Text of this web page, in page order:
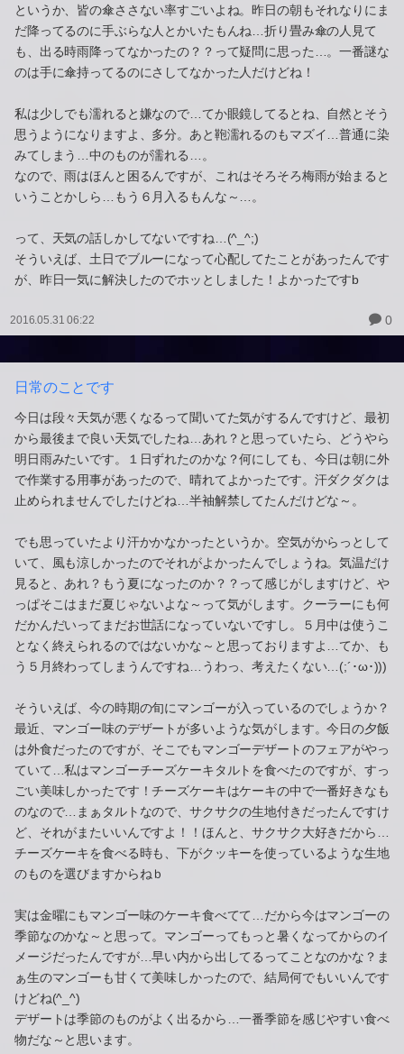
というか、皆の傘ささない率すごいよね。昨日の朝もそれなりにま
だ降ってるのに手ぶらな人とかいたもんね…折り畳み傘の人見て
も、出る時雨降ってなかったの？？って疑問に思った…。一番謎な
のは手に傘持ってるのにさしてなかった人だけどね！
私は少しでも濡れると嫌なので…てか眼鏡してるとね、自然とそう
思うようになりますよ、多分。あと鞄濡れるのもマズイ…普通に染
みてしまう…中のものが濡れる…。
なので、雨はほんと困るんですが、これはそろそろ梅雨が始まると
いうことかしら…もう６月入るもんな～…。
って、天気の話しかしてないですね…(^_^;)
そういえば、土日でブルーになって心配してたことがあったんです
が、昨日一気に解決したのでホッとしました！よかったですb
2016.05.31 06:22 0
日常のことです
今日は段々天気が悪くなるって聞いてた気がするんですけど、最初
から最後まで良い天気でしたね…あれ？と思っていたら、どうやら
明日雨みたいです。１日ずれたのかな？何にしても、今日は朝に外
で作業する用事があったので、晴れてよかったです。汗ダクダクは
止められませんでしたけどね…半袖解禁してたんだけどな～。
でも思っていたより汗かかなかったというか。空気がからっとして
いて、風も涼しかったのでそれがよかったんでしょうね。気温だけ
見ると、あれ？もう夏になったのか？？って感じがしますけど、や
っぱそこはまだ夏じゃないよな～って気がします。クーラーにも何
だかんだいってまだお世話になっていないですし。５月中は使うこ
となく終えられるのではないかな～と思っておりますよ…てか、も
う５月終わってしまうんですね…うわっ、考えたくない…(;´･ω･)))
そういえば、今の時期の旬にマンゴーが入っているのでしょうか？
最近、マンゴー味のデザートが多いような気がします。今日の夕飯
は外食だったのですが、そこでもマンゴーデザートのフェアがやっ
ていて…私はマンゴーチーズケーキタルトを食べたのですが、すっ
ごい美味しかったです！チーズケーキはケーキの中で一番好きなも
のなので…まぁタルトなので、サクサクの生地付きだったんですけ
ど、それがまたいいんですよ！！ほんと、サクサク大好きだから…
チーズケーキを食べる時も、下がクッキーを使っているような生地
のものを選びますからねｂ
実は金曜にもマンゴー味のケーキ食べてて…だから今はマンゴーの
季節なのかな～と思って。マンゴーってもっと暑くなってからのイ
メージだったんですが…早い内から出してるってことなのかな？ま
ぁ生のマンゴーも甘くて美味しかったので、結局何でもいいんです
けどね(^_^)
デザートは季節のものがよく出るから…一番季節を感じやすい食べ
物だな～と思います。